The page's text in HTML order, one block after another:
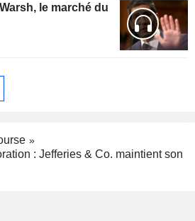
le marché du
: Jefferies & Co. maintient son